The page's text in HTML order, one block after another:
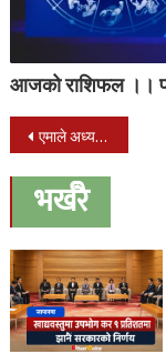
आजको राशिफल ।।
Post
navigation
एमाले अध्यक्ष ओली आज थाइल्यान्ड जादै
भर्खरै